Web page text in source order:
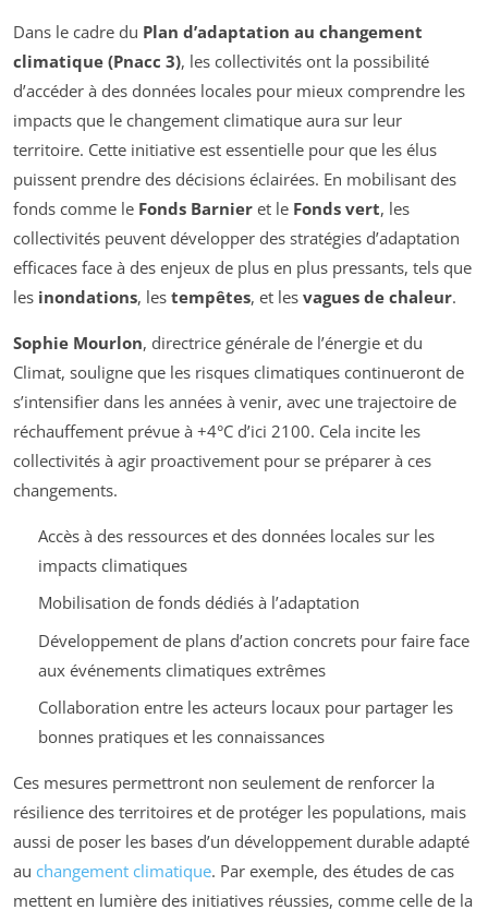
Dans le cadre du Plan d’adaptation au changement
climatique (Pnacc 3), les collectivités ont la possibilité
d’accéder à des données locales pour mieux comprendre les
impacts que le changement climatique aura sur leur
territoire. Cette initiative est essentielle pour que les élus
puissent prendre des décisions éclairées. En mobilisant des
fonds comme le Fonds Barnier et le Fonds vert, les
collectivités peuvent développer des stratégies d’adaptation
efficaces face à des enjeux de plus en plus pressants, tels que
les inondations, les tempêtes, et les vagues de chaleur.
Sophie Mourlon, directrice générale de l’énergie et du
Climat, souligne que les risques climatiques continueront de
s’intensifier dans les années à venir, avec une trajectoire de
réchauffement prévue à +4°C d’ici 2100. Cela incite les
collectivités à agir proactivement pour se préparer à ces
changements.
Accès à des ressources et des données locales sur les
impacts climatiques
Mobilisation de fonds dédiés à l’adaptation
Développement de plans d’action concrets pour faire face
aux événements climatiques extrêmes
Collaboration entre les acteurs locaux pour partager les
bonnes pratiques et les connaissances
Ces mesures permettront non seulement de renforcer la
résilience des territoires et de protéger les populations, mais
aussi de poser les bases d’un développement durable adapté
au changement climatique. Par exemple, des études de cas
mettent en lumière des initiatives réussies, comme celle de la